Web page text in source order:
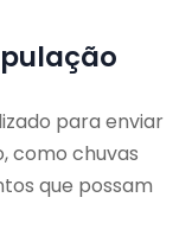
para enviar
como chuvas
que possam